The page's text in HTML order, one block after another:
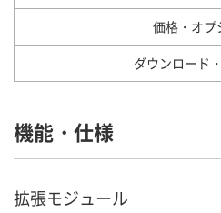
価格・オプ
ダウンロード
機能・仕様
拡張モジュール